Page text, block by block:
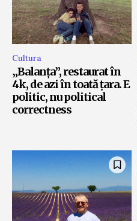
Cultura
„Balanța”, restaurat în
4k, de azi în toată țara. E
politic, nu political
correctness